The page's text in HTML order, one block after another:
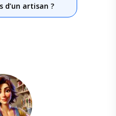
d’un artisan ?